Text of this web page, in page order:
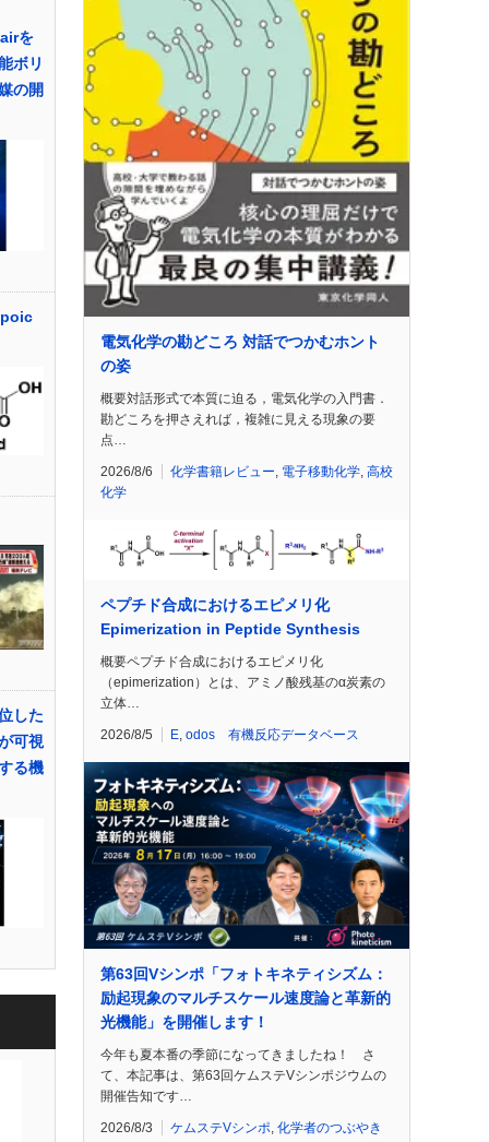
を
ボリ
の開
した
可視
る機
電気化学の勘どころ 対話でつかむホント
の姿
概要対話形式で本質に迫る，電気化学の入門書．
勘どころを押さえれば，複雑に見える現象の要
点…
2026/8/6 化学書籍レビュー 電子移動化学 高校
化学
ペプチド合成におけるエピメリ化
Epimerization in Peptide Synthesis
概要ペプチド合成におけるエピメリ化
（epimerization）とは、アミノ酸残基のα炭素の
立体…
2026/8/5 E odos 有機反応データベース
第63回Vシンポ「フォトキネティシズム：
励起現象のマルチスケール速度論と革新的
光機能」を開催します！
今年も夏本番の季節になってきましたね！ さ
て、本記事は、第63回ケムステVシンポジウムの
開催告知です…
2026/8/3 ケムステVシンポ, 化学者のつぶやき